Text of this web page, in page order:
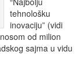
tehnološku
inovaciju” (vidi
od milion
sajma u vidu